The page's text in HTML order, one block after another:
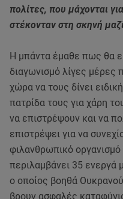
πολίτες, που μάχονται
στέκονταν στη σκηνή
Η μπάντα έμαθε πως θα
διαγωνισμό λίγες μέρες
χώρα να τους δίνει
πατρίδα τους για χάρη
να επιστρέψουν και να
επιστρέψει για να
φιλανθρωπικό
περιλαμβάνει 35 ενεργά
ο οποίος βοηθά
βρουν ασφαλές